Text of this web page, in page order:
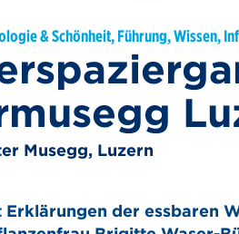
& Schönheit, Führung, Wissen,
Musegg, Luzern
Erklärungen der essbaren